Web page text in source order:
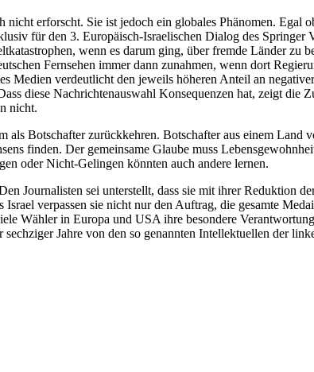
nicht erforscht. Sie ist jedoch ein globales Phänomen.
für den 3. Europäisch-Israelischen Dialog des Springer
wenn es darum ging, über fremde Länder zu
Fernsehen immer dann zunahmen, wenn dort
Medien verdeutlicht den jeweils höheren Anteil an
diese Nachrichtenauswahl Konsequenzen hat, zeigt die
nicht.
als Botschafter zurückkehren. Botschafter aus einem
finden. Der gemeinsame Glaube muss
oder Nicht-Gelingen könnten auch andere lernen.
Journalisten sei unterstellt, dass sie mit ihrer Reduktion
verpassen sie nicht nur den Auftrag, die gesamte
Wähler in Europa und USA ihre besondere
Jahre von den so genannten Intellektuellen der